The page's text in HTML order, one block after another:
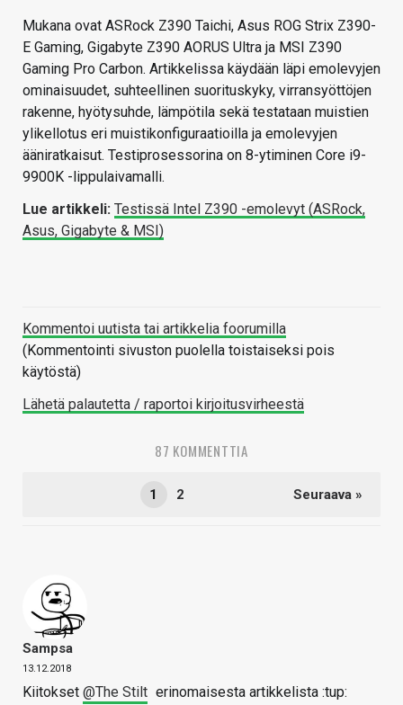
Mukana ovat ASRock Z390 Taichi, Asus ROG Strix Z390-
E Gaming, Gigabyte Z390 AORUS Ultra ja MSI Z390
Gaming Pro Carbon. Artikkelissa käydään läpi emolevyjen
ominaisuudet, suhteellinen suorituskyky, virransyöttöjen
rakenne, hyötysuhde, lämpötila sekä testataan muistien
ylikellotus eri muistikonfiguraatioilla ja emolevyjen
ääniratkaisut. Testiprosessorina on 8-ytiminen Core i9-
9900K -lippulaivamalli.
Lue artikkeli: Testissä Intel Z390 -emolevyt (ASRock,
Asus, Gigabyte & MSI)
Kommentoi uutista tai artikkelia foorumilla
(Kommentointi sivuston puolella toistaiseksi pois
käytöstä)
Lähetä palautetta / raportoi kirjoitusvirheestä
87 KOMMENTTIA
1 2 Seuraava »
Sampsa
13.12.2018
Kiitokset @The Stilt erinomaisesta artikkelista :tup: